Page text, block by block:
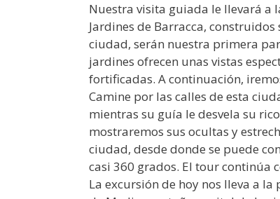
Nuestra visita guiada le llevará a
Jardines de Barracca,
ciudad, serán nuestra primera
jardines ofrecen unas vistas
fortificadas. A continuación,
Camine por las calles de esta
mientras su guía le desvela su
mostraremos sus ocultas y
ciudad, desde donde se puede
casi 360 grados. El tour continúa
La excursión de hoy nos lleva a